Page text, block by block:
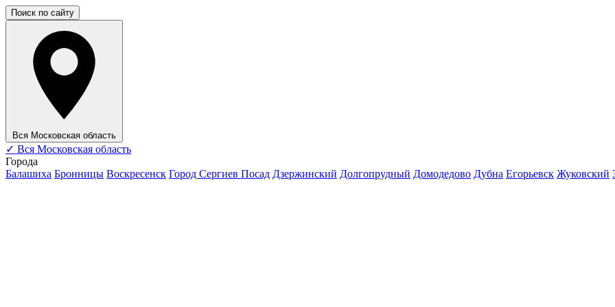
Поиск по сайту
Вся Московская область
✓ Вся Московская область
Города
Балашиха Бронницы Воскресенск Город Сергиев Посад Дзержинский Долгопрудный Домодедово Дубна Егорьевск Жуковский